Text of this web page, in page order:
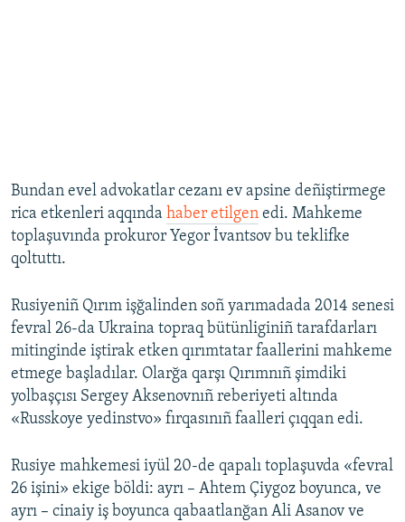
Bundan evel advokatlar cezanı ev apsine deñiştirmege
rica etkenleri aqqında haber etilgen edi. Mahkeme
toplaşuvında prokuror Yegor İvantsov bu teklifke
qoltuttı.
Rusiyeniñ Qırım işğalinden soñ yarımadada 2014 senesi
fevral 26-da Ukraina topraq bütünliginiñ tarafdarları
mitinginde iştirak etken qırımtatar faallerini mahkeme
etmege başladılar. Olarğa qarşı Qırımnıñ şimdiki
yolbaşçısı Sergey Aksenovnıñ reberiyeti altında
«Russkoye yedinstvo» fırqasınıñ faalleri çıqqan edi.
Rusiye mahkemesi iyül 20-de qapalı toplaşuvda «fevral
26 işini» ekige böldi: ayrı – Ahtem Çiygoz boyunca, ve
ayrı – cinaiy iş boyunca qabaatlanğan Ali Asanov ve